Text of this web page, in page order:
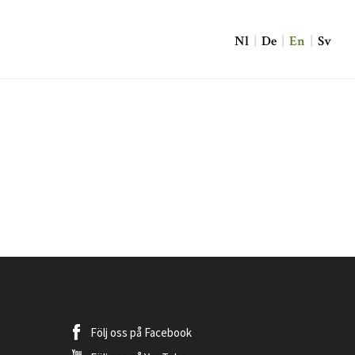
Nl De En Sv
Följ oss på Facebook